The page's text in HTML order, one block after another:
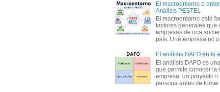
El macroentorno o
Análisis PESTEL
El macroentorno está
factores generales que
empresas de una
país. Una empresa no
El análisis DAFO en la
El análisis DAFO es
que permite conocer la
empresa, un proyecto
persona antes de